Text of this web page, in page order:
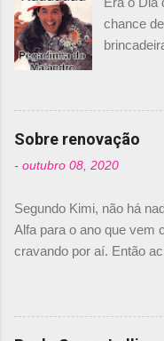
r
i
o
chance
de abril
com
foi
Daniele
não será
2010. "Na
de
dois
não tem
Sobre renovação
- outubro 08, 2020
Segundo Kimi, não há
Alfa para o ano que vem
cravando por aí. Então
truth but I’ve never had
should, pretty much, tell
#AlfaRomeoRacing